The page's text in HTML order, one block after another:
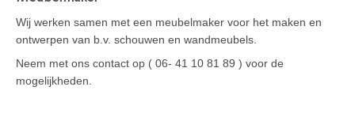
Elektr. Optiflame (geen waterdamp) haarden inclusief
schouw 2026
Elektr. Optiflame (geen waterdamp) hang - wand haarden
Wij werken samen met een meubelmaker voor het maken en
ontwerpen van b.v. schouwen en wandmeubels.
Neem met ons contact op ( 06- 41 10 81 89 ) voor de
mogelijkheden.